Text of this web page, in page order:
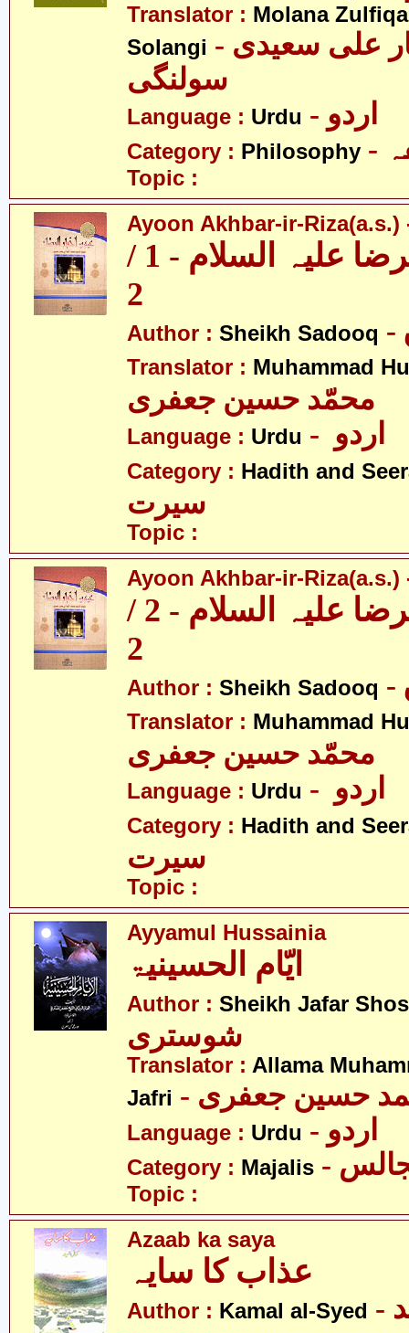
Translator : Molana
Solangi - مولانا ذوالفقار علی سعیدی
سولنگی
Language : Urdu - اردو
Category : Philosophy
Topic :
Ayoon Akhbar-ir-Riza(a.s.)
عیون اخبار الرضا علیہ السلام - 1 /
2
Author : Sheikh Sadooq
Translator : Muhammad
محمّد حسین جعفری
Language : Urdu
Category : Hadith and
سیرت
Topic :
Ayoon Akhbar-ir-Riza(a.s.)
عیون اخبار الرضا علیہ السلام - 2 /
2
Author : Sheikh Sadooq
Translator : Muhammad
محمّد حسین جعفری
Language : Urdu
Category : Hadith and
سیرت
Topic :
Ayyamul Hussainia
ایّام الحسینیۃ
Author : Sheikh Jafar
شوستری
Translator : Allama
Jafri
حسین جعفری
Language : Urdu - اردو
Category : Majalis
Topic :
Azaab ka saya
عذاب کا سایہ
Author : Kamal al-Syed